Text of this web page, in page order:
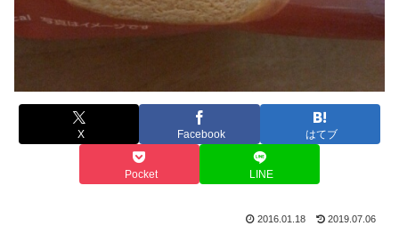
X Facebook はてブ
Pocket LINE
2016.01.18 2019.07.06